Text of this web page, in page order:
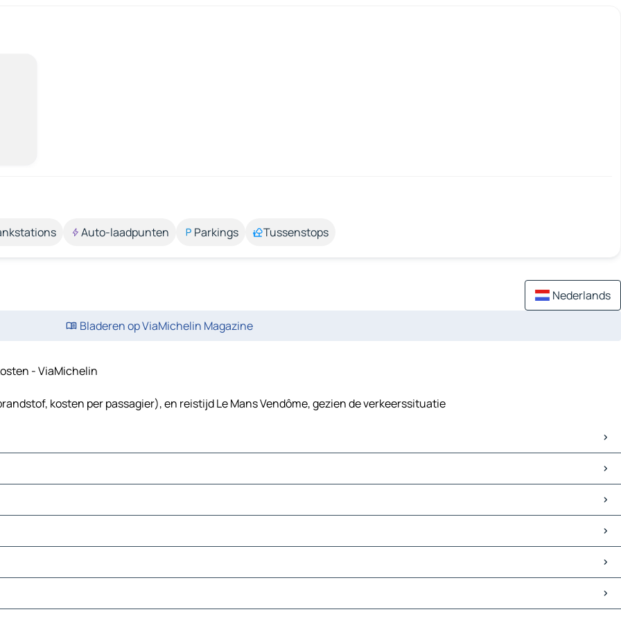
Auto-laadpunten Parkings Tussenstops
Nederlands
Bladeren op ViaMichelin Magazine
- ViaMichelin
kosten per passagier), en reistijd Le Mans Vendôme, gezien de verkeerssituatie